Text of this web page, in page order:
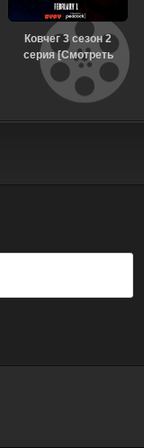
Ковчег 3 сезон 2
серия [Смотреть
Онлайн]